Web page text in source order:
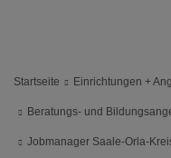
Startseite Einrichtungen +
Beratungs- und
Jobmanager Saale-Orla-